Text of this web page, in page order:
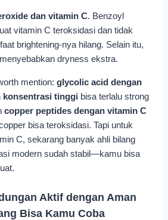
dan vitamin C. Benzoyl
vitamin C teroksidasi dan tidak
brightening-nya hilang. Selain itu,
dryness ekstra.
mention: glycolic acid dengan
konsentrasi tinggi bisa terlalu strong
copper peptides dengan vitamin C
bisa teroksidasi. Tapi untuk
C, sekarang banyak ahli bilang
modern sudah stabil—kamu bisa
Aktif dengan Aman
Bisa Kamu Coba